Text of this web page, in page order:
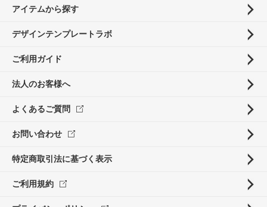
アイテムから探す
デザインテンプレートラボ
ご利用ガイド
法人のお客様へ
よくあるご質問
お問い合わせ
特定商取引法に基づく表示
ご利用規約